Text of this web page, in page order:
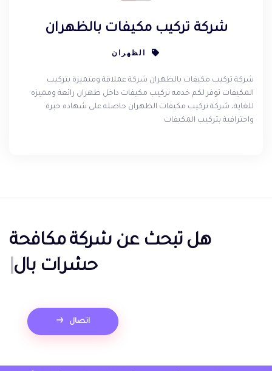
شركة تركيب مكيفات بالظهران
الظهران
شركة تركيب مكيفات بالظهران شركة عملاقة ومتميزة بتركيب
المكيفات توفر لكم خدمه تركيب مكيفات داخل ظهران رائعة ومميزه
للغاية، شركة تركيب مكيفات الظهران حاصله على شهاده خبرة
واحترافية بتركيب المكيفات
هل تبحث عنشركة مكافحة
حشرات بالدمام؟
اتصال